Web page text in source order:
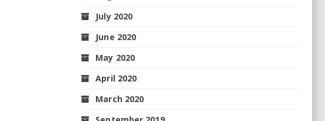
July 2020
June 2020
May 2020
April 2020
March 2020